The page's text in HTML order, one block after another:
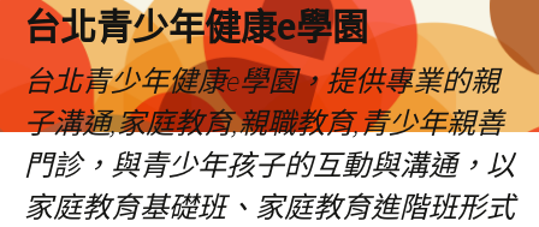
台北青少年健康e學園
台北青少年健康e學園，提供專業的親
子溝通,家庭教育,親職教育,青少年親善
門診，與青少年孩子的互動與溝通，以
家庭教育基礎班、家庭教育進階班形式